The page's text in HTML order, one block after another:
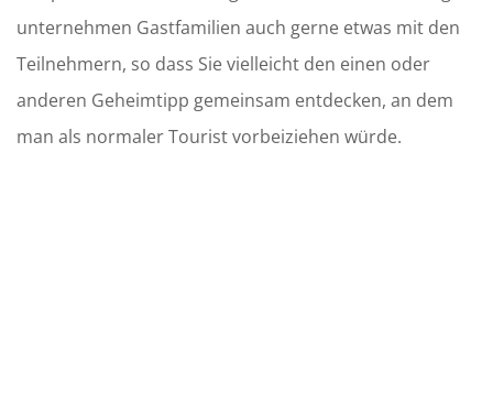
unternehmen Gastfamilien auch gerne etwas mit den
Teilnehmern, so dass Sie vielleicht den einen oder
anderen Geheimtipp gemeinsam entdecken, an dem
man als normaler Tourist vorbeiziehen würde.